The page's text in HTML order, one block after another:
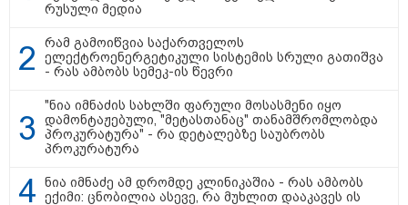
დეტალებზე საუბრობს მისი
ადვოკატი?
"თუ ჩემი შვილი ცოცხალი არაა,
ჩემს ცხოვრებას აზრი არ აქვს..." -
რუსული მედია
რამ გამოიწვია საქართველოს
ელექტროენერგეტიკული სისტემის სრული გათიშვა
- რას ამბობს სემეკ-ის წევრი
"ნია იმნაძის სახლში ფარული მოსასმენი იყო
დამონტაჟებული, "მეტასთანაც" თანამშრომლობდა
პროკურატურა" - რა დეტალებზე საუბრობს
პროკურატურა
ნია იმნაძე ამ დრომდე კლინიკაშია - რას ამბობს
ექიმი: ცნობილია ასევე, რა მუხლით დააკავეს ის